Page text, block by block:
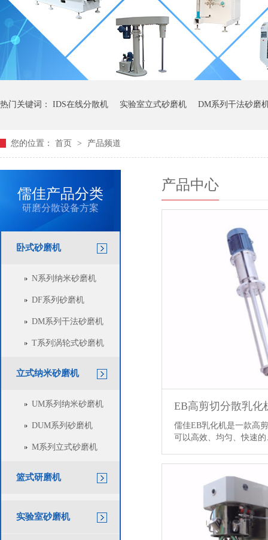
热门关键词： IDS在线分散机 实验室立式砂磨机 DM系列干法砂磨
您的位置： 首页 > 产品频道
儒佳产品分类
研磨分散设备方案
卧式砂磨机
N系列纳米砂磨机
DF系列砂磨机
DM系列干法砂磨机
T系列涡轮式砂磨机
立式纳米砂磨机
UM系列纳米砂磨机
DUM系列砂磨机
M系列立式砂磨机
篮式研磨机
实验室砂磨机
产品中心
EB高剪切分散乳化
儒佳EB乳化机是一款高
可以高效、均匀、快速